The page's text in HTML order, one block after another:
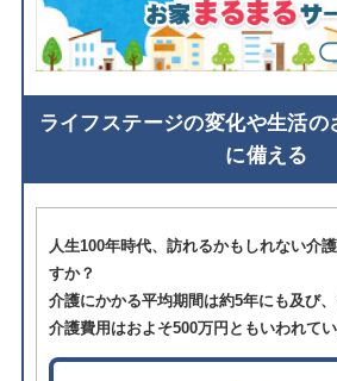
ライフステージの変化や生活の
に備える
人生100年時代、訪れるかもしれない介
すか？
介護にかかる平均期間は約5年にも及び
介護費用はおよそ500万円ともいわれて